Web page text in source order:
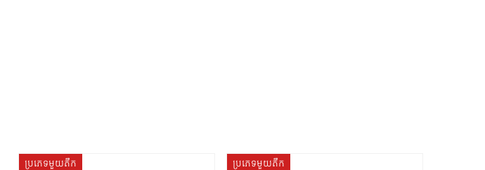
ប្រភេទមួយតឹក ប្រភេទមួយតឹក